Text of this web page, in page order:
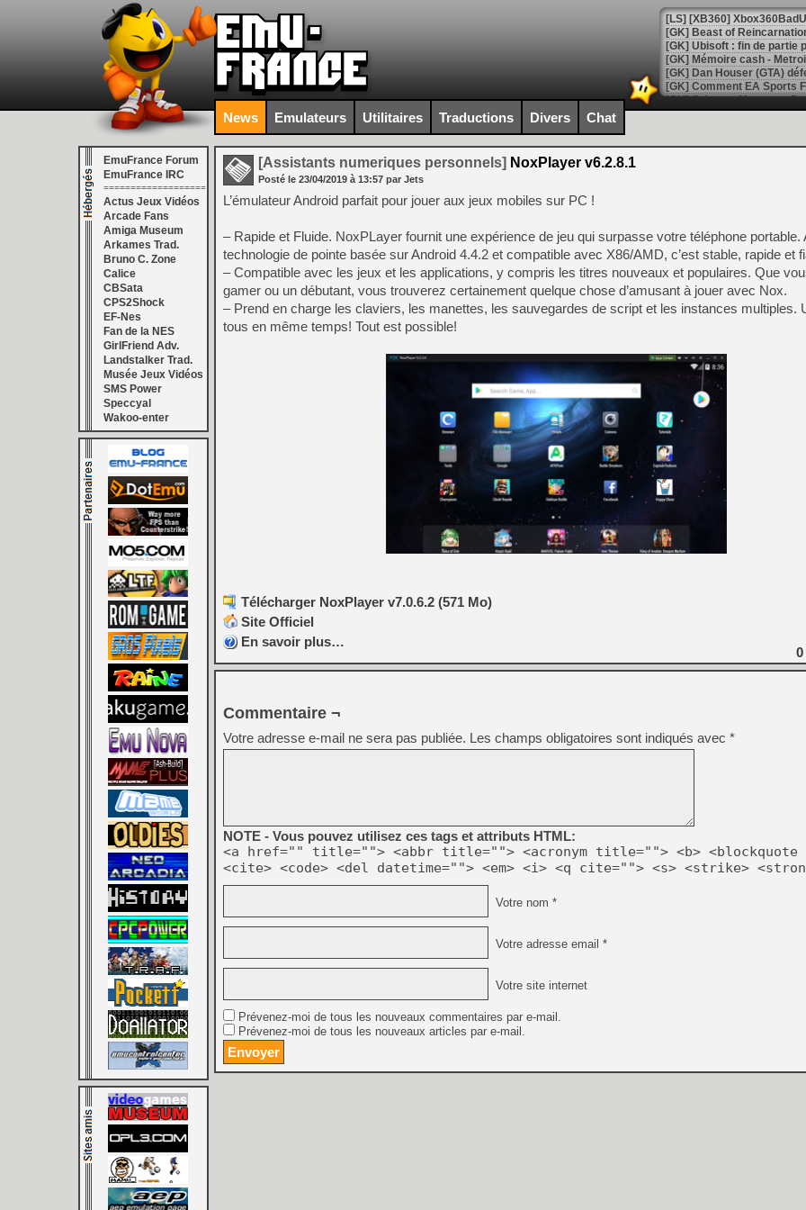
[GK] Beast of
[GK] Ubisoft : fin de partie
[GK] Mémoire cash -
[GK] Dan Houser (GTA)
[GK] Comment EA Sports
[GK] Crimson Moon : un
[GK] Isle of Reveries : le
[GK] Moonlighter 2 : The
[GK] Capcom relance
[Mo5] Deux inédits du
[GK] Le beat'em up The
[GK] Endless Legend 2 :
[LS] [PS5] Le WebKit
[GK] Oubliez Crazy Taxi,
[LS] [Switch] NSZ 5.0.0
[GK] No More Room in
[GK] Un chatbot Atelier
[GK] Mémoire cash -
[GK] Nvidia : le prix des
[GK] Suikoden Star Leap :
[Mo5] La mini borne
[GK] Atari renoue avec les
[GK] Le studio de FIFA
[GK] La PlayStation 1 en
[GK] Dawn of War 4 : les
[GK] CloverPit : l'héritier
[GK] Stellar Blade : Blood
[GK] Palworld Online est
[GK] Wuchang 2 : le
[GK] Minecraft et ses «
News Emulateurs Utilitaires Traductions Divers Chat
EmuFrance Forum
EmuFrance IRC
===================
Actus Jeux Vidéos
Arcade Fans
Amiga Museum
Arkames Trad.
Bruno C. Zone
Calice
CBSata
CPS2Shock
EF-Nes
Fan de la NES
GirlFriend Adv.
Landstalker Trad.
Musée Jeux Vidéos
SMS Power
Speccyal
Wakoo-enter
[Assistants numeriques personnels] NoxPlayer v6.2.8.1
Posté le 23/04/2019 à 13:57 par Jets
L’émulateur Android parfait pour jouer aux jeux mobiles sur PC !
– Rapide et Fluide. NoxPLayer fournit une expérience de jeu qui surpasse votre téléphone portable.
technologie de pointe basée sur Android 4.4.2 et compatible avec X86/AMD, c’est stable, rapide et
– Compatible avec les jeux et les applications, y compris les titres nouveaux et populaires. Que
gamer ou un débutant, vous trouverez certainement quelque chose d’amusant à jouer avec Nox.
– Prend en charge les claviers, les manettes, les sauvegardes de script et les instances multiples.
tous en même temps! Tout est possible!
Télécharger NoxPlayer v7.0.6.2 (571 Mo)
Site Officiel
En savoir plus…
0
Commentaire ¬
Votre adresse e-mail ne sera pas publiée. Les champs obligatoires sont indiqués avec *
NOTE - Vous pouvez utilisez ces tags et attributs HTML:
<a href="" title=""> <abbr title=""> <acronym title=""> <b> <blockquote
<cite> <code> <del datetime=""> <em> <i> <q cite=""> <s> <strike>
Votre nom *
Votre adresse email *
Votre site internet
Prévenez-moi de tous les nouveaux commentaires par e-mail.
Prévenez-moi de tous les nouveaux articles par e-mail.